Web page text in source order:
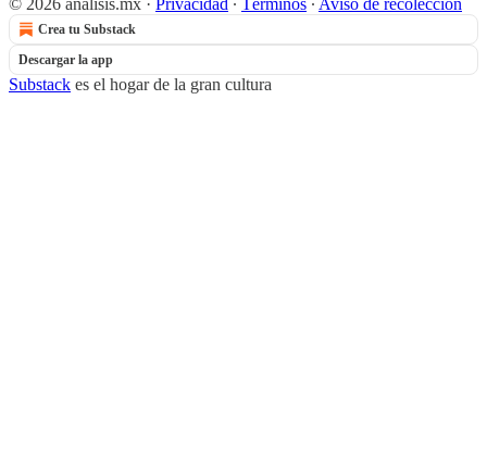
© 2026 analisis.mx · Privacidad ∙ Términos ∙ Aviso de recolección
Crea tu Substack
Descargar la app
Substack es el hogar de la gran cultura